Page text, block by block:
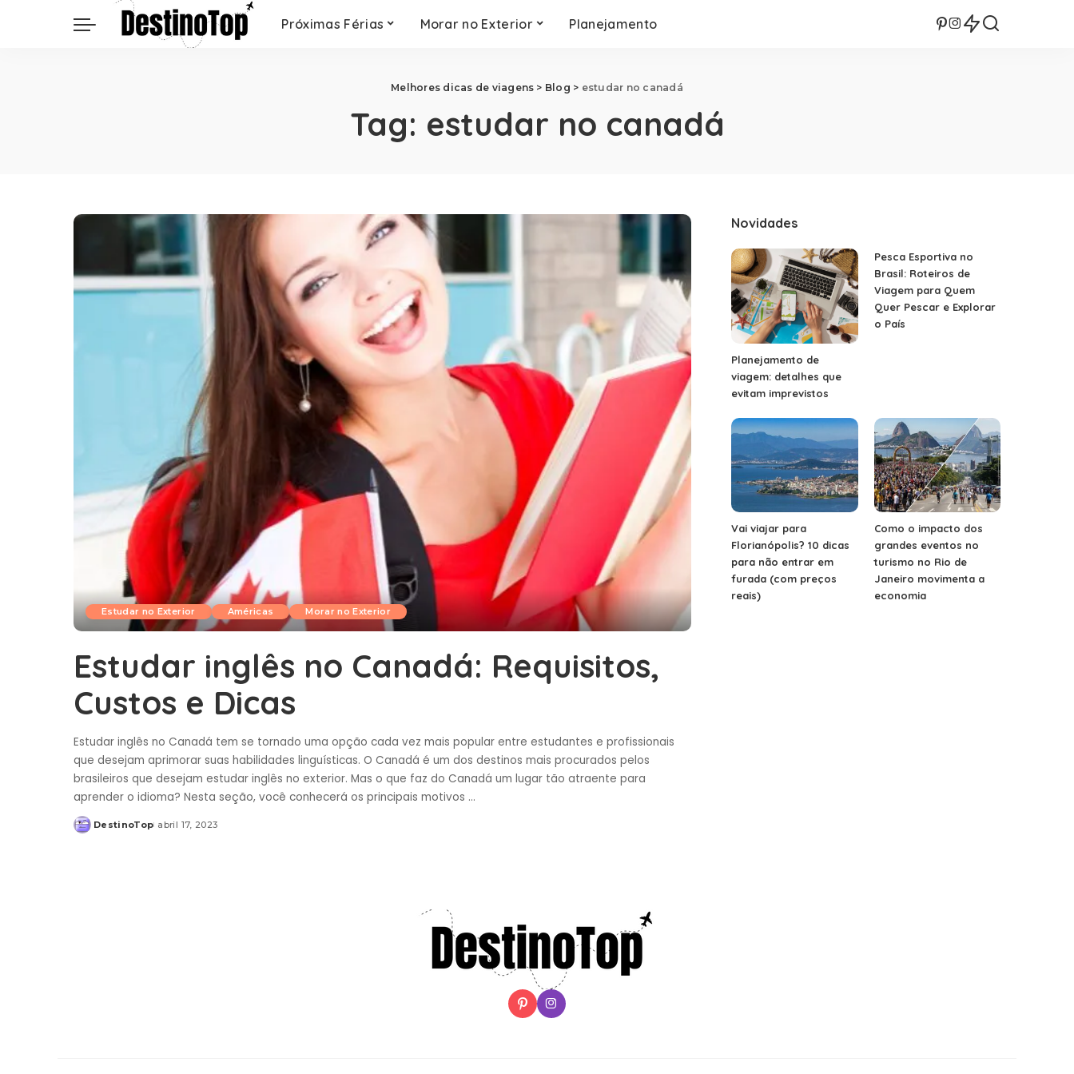
Próximas Férias Morar no Exterior Planejamento
Melhores dicas de viagens > Blog > estudar no canadá
Tag: estudar no canadá
Estudar no Exterior Américas Morar no Exterior
Estudar inglês no Canadá: Requisitos,
Custos e Dicas
Estudar inglês no Canadá tem se tornado uma opção cada vez mais popular entre estudantes e profissionais
que desejam aprimorar suas habilidades linguísticas. O Canadá é um dos destinos mais procurados pelos
brasileiros que desejam estudar inglês no exterior. Mas o que faz do Canadá um lugar tão atraente para
aprender o idioma? Nesta seção, você conhecerá os principais motivos ...
Posted
DestinoTop abril 17, 2023
Novidades
Planejamento de
viagem: detalhes que
evitam imprevistos
Pesca Esportiva no
Brasil: Roteiros de
Viagem para Quem
Quer Pescar e Explorar
o País
Vai viajar para
Florianópolis? 10 dicas
para não entrar em
furada (com preços
reais)
Como o impacto dos
grandes eventos no
turismo no Rio de
Janeiro movimenta a
economia